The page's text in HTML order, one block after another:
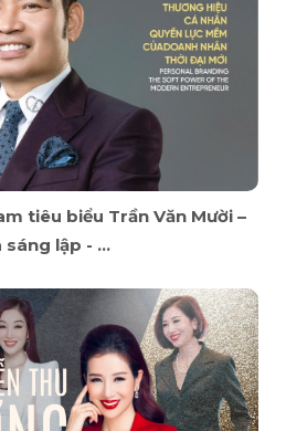
tiêu biểu Trần Văn Mười –
sáng lập - ...